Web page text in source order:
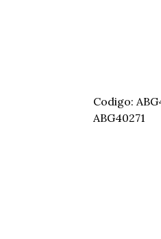
Codigo:
ABG40271